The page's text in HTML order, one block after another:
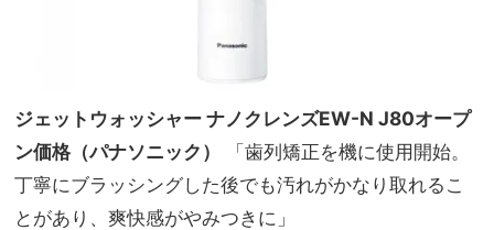
ジェットウォッシャー ナノクレンズEW-N J80オープ
ン価格（パナソニック）
「歯列矯正を機に使用開始。
丁寧にブラッシングした後でも汚れがかなり取れるこ
とがあり、爽快感がやみつきに」